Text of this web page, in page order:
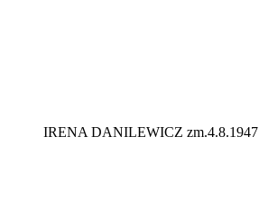
IRENA DANILEWICZ zm.4.8.1947